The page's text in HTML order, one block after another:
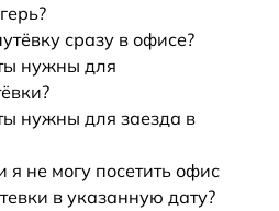
сразу в офисе?
нужны для
нужны для заезда в
я не могу посетить офис
в указанную дату?